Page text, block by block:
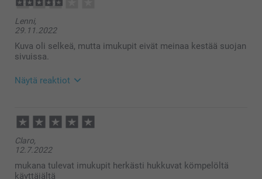
Lenni,
29.11.2022
Kuva oli selkeä, mutta imukupit eivät meinaa kestää suojan
sivuissa.
Näytä reaktiot
14:10
Hei Lenni!
tyytyväinen tuotteeseen. Ota mielellään yhteyttä
asiakaspalveluun, niin voimme lähettää uudet
imukupit.
Claro,
12.7.2022
mukana tulevat imukupit herkästi hukkuvat kömpelöltä
käyttäjältä